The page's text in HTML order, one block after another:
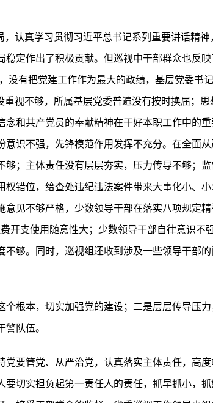
认真学习贯彻习近平总书记系列重要讲话精
定作出了积极贡献。但巡视中干部群众也反
没有把党建工作作为最大的政绩，基层党委书
视不够，所属基层党委普遍没有按时换届；思
和共产党员的奉献精神在干好本职工作中的
识不强，先锋模范作用发挥不充分。在全面
；主体责任没有层层夯实，压力传导不够；
错位，给查处违纪违法案件带来大事化小、
见不够严格，少数领导干部在落实八项规定精
开支使用随意性大；少数领导干部自律意识不
够。同时，巡视组还收到涉及一些领导干部
根本，切实加强党的建设；二是层层传导压
队伍。
要管党、从严治党，认真落实主体责任，高
切实担负起第一责任人的责任，抓早抓小，